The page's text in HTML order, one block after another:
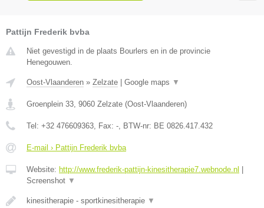
Pattijn Frederik bvba
Niet gevestigd in de plaats Bourlers en in de provincie
Henegouwen.
Oost-Vlaanderen » Zelzate Google maps ▼
Groenplein 33 9060 Zelzate (Oost-Vlaanderen)
Tel: +32 476609363 , Fax: - , BTW-nr: BE 0826.417.432
E-mail › Pattijn Frederik bvba
Website: http://www.frederik-pattijn-kinesitherapie7.webnode.nl
Screenshot ▼
kinesitherapie - sportkinesitherapie ▼